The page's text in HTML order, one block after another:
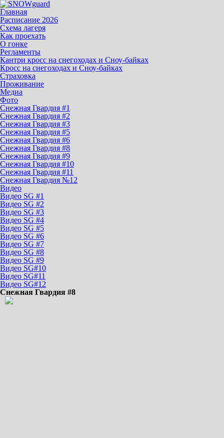
Главная
Расписание 2026
Схема лагеря
Как проехать
О гонке
Регламенты
Кантри кросс на снегоходах и Сноу-байках
Кросс на снегоходах и Сноу-байках
Страховка
Проживание
Медиа
Фото
Снежная Гвардия #1
Снежная Гвардия #2
Снежная Гвардия #3
Снежная Гвардия #5
Снежная Гвардия #6
Снежная Гвардия #8
Снежная Гвардия #9
Снежная Гвардия #10
Снежная Гвардия #11
Снежная Гвардия №12
Видео
Видео SG #1
Видео SG #2
Видео SG #3
Видео SG #4
Видео SG #5
Видео SG #6
Видео SG #7
Видео SG #8
Видео SG #9
Видео SG#10
Видео SG#11
Видео SG#12
Снежная Гвардия #8